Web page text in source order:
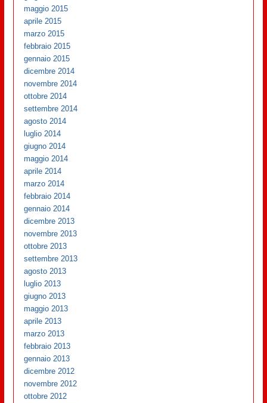
maggio 2015
aprile 2015
marzo 2015
febbraio 2015
gennaio 2015
dicembre 2014
novembre 2014
ottobre 2014
settembre 2014
agosto 2014
luglio 2014
giugno 2014
maggio 2014
aprile 2014
marzo 2014
febbraio 2014
gennaio 2014
dicembre 2013
novembre 2013
ottobre 2013
settembre 2013
agosto 2013
luglio 2013
giugno 2013
maggio 2013
aprile 2013
marzo 2013
febbraio 2013
gennaio 2013
dicembre 2012
novembre 2012
ottobre 2012